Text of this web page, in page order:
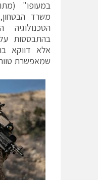
במעופו"
בהתבססות
אלא דווקא
שמאפשרת טווח